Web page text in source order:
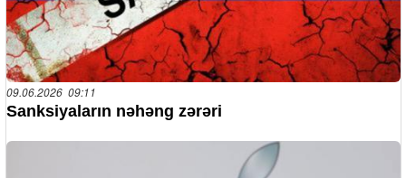
09.06.2026 09:11
Sanksiyaların nəhəng zərəri